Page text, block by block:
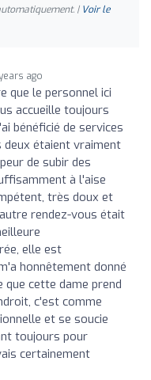
| Voir le
ago
que le personnel ici
accueille toujours
bénéficié de services
deux étaient vraiment
de subir des
à l'aise
très doux et
rendez-vous était
elle est
honnêtement donné
que cette dame prend
c'est comme
et se soucie
toujours pour
certainement